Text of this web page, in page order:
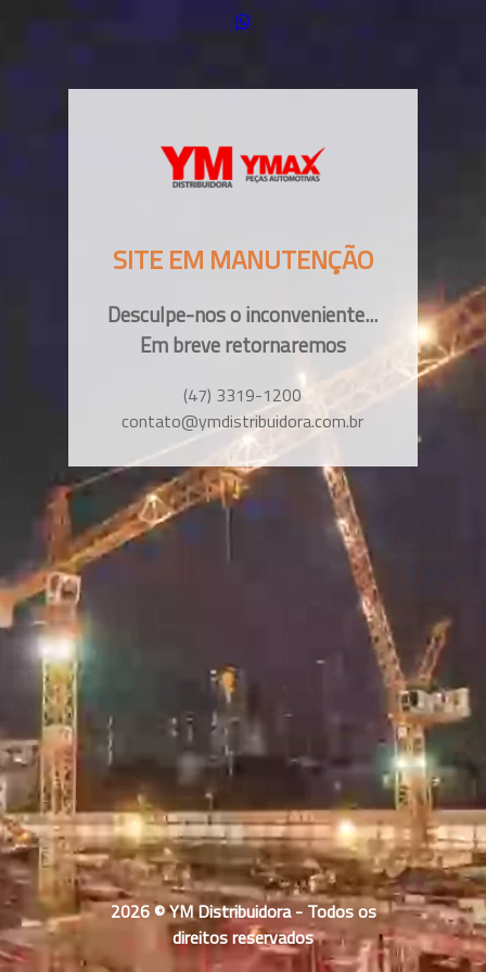
SITE EM MANUTENÇÃO
Desculpe-nos o inconveniente...
Em breve retornaremos
(47) 3319-1200
contato@ymdistribuidora.com.br
2026 © YM Distribuidora - Todos os
direitos reservados